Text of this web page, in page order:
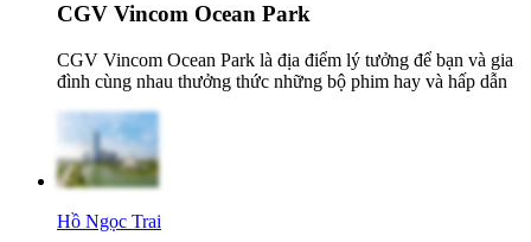
CGV Vincom Ocean Park
CGV Vincom Ocean Park là địa điểm lý tưởng để bạn và gia
đình cùng nhau thưởng thức những bộ phim hay và hấp dẫn
Hồ Ngọc Trai